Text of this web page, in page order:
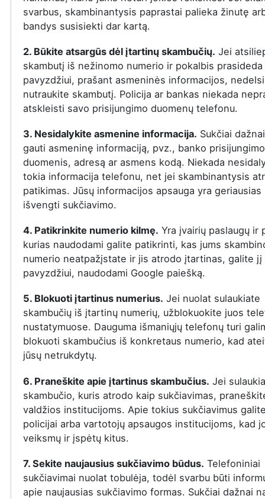
svarbus, skambinantysis paprastai palieka žinutę
bandys susisiekti dar kartą.
2. Būkite atsargūs dėl įtartinų skambučių. Jei
skambutį iš nežinomo numerio ir pokalbis
pavyzdžiui, prašant asmeninės informacijos,
nutraukite skambutį. Policija ar bankas niekada
atskleisti savo prisijungimo duomenų telefonu.
3. Nesidalykite asmenine informacija. Sukčiai
gauti asmeninę informaciją, pvz., banko prisijungimo
duomenis, adresą ar asmens kodą. Niekada
tokia informacija telefonu, net jei skambinantysis
patikimas. Jūsų informacijos apsauga yra geriausias
išvengti sukčiavimo.
4. Patikrinkite numerio kilmę. Yra įvairių paslaugų ir
kurias naudodami galite patikrinti, kas jums
numerio neatpažįstate ir jis atrodo įtartinas, galite
pavyzdžiui, naudodami Google paiešką.
5. Blokuoti įtartinus numerius. Jei nuolat sulaukiate
skambučių iš įtartinų numerių, užblokuokite juos
nustatymuose. Dauguma išmaniųjų telefonų turi
blokuoti skambučius iš konkretaus numerio, kad
jūsų netrukdytų.
6. Praneškite apie įtartinus skambučius. Jei
skambučio, kuris atrodo kaip sukčiavimas,
valdžios institucijoms. Apie tokius sukčiavimus
policijai arba vartotojų apsaugos institucijoms, kad
veiksmų ir įspėtų kitus.
7. Sekite naujausius sukčiavimo būdus. Telefoniniai
sukčiavimai nuolat tobulėja, todėl svarbu būti
apie naujausias sukčiavimo formas. Sukčiai dažnai